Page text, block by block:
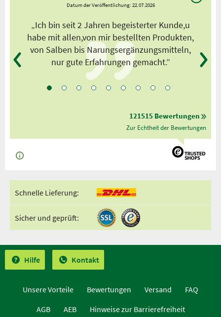
Datum der Veröffentlichung: 22.07.2026
„Ich bin seit 2 Jahren begeisterter Kunde,u
habe mit allen,von mir bestellten Produkten,
von Salben bis Narungsergänzungsmitteln,
nur gute Erfahrungen gemacht.”
121515 Bewertungen
Zur Echtheit der Bewertungen
Schnelle Lieferung:
Sicher und geprüft:
Hilfe Kontakt
Unsere Vorteile Bewertungen Versand
FAQ
AGB
AEB
Hinweise zur Barrierefreiheit